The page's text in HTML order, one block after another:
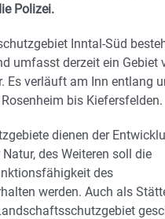
Polizei.
Inntal-Süd
umfasst derzeit ein Gebiet
Es verläuft am Inn entlang
bis Kiefersfelden.
dienen der
des Weiteren soll die
des
werden. Auch als